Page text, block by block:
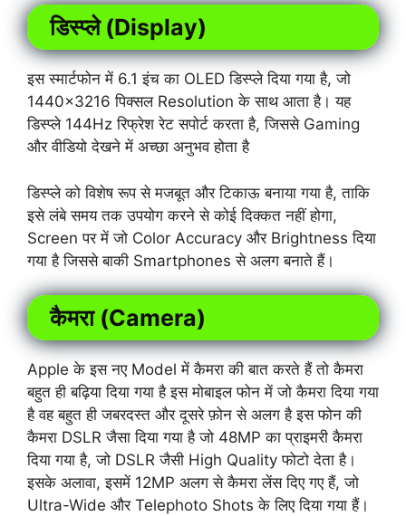
डिस्प्ले (Display)
इस स्मार्टफोन में 6.1 इंच का OLED डिस्प्ले दिया गया है, जो
1440×3216 पिक्सल Resolution के साथ आता है। यह
डिस्प्ले 144Hz रिफ्रेश रेट सपोर्ट करता है, जिससे Gaming
और वीडियो देखने में अच्छा अनुभव होता है
डिस्प्ले को विशेष रूप से मजबूत और टिकाऊ बनाया गया है, ताकि
इसे लंबे समय तक उपयोग करने से कोई दिक्कत नहीं होगा,
Screen पर में जो Color Accuracy और Brightness दिया
गया है जिससे बाकी Smartphones से अलग बनाते हैं।
कैमरा (Camera)
Apple के इस नए Model में कैमरा की बात करते हैं तो कैमरा
बहुत ही बढ़िया दिया गया है इस मोबाइल फोन में जो कैमरा दिया गया
है वह बहुत ही जबरदस्त और दूसरे फ़ोन से अलग है इस फोन की
कैमरा DSLR जैसा दिया गया है जो 48MP का प्राइमरी कैमरा
दिया गया है, जो DSLR जैसी High Quality फोटो देता है।
इसके अलावा, इसमें 12MP अलग से कैमरा लेंस दिए गए हैं, जो
Ultra-Wide और Telephoto Shots के लिए दिया गया हैं।